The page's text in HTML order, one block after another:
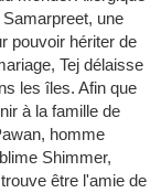
une
pouvoir hériter de
Tej délaisse
les îles. Afin que
à la famille de
homme
Shimmer,
être l'amie de